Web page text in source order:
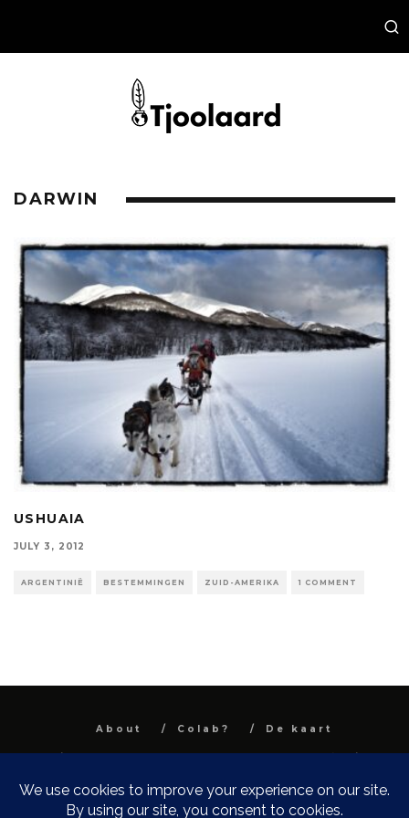
DARWIN
USHUAIA
JULY 3, 2012
ARGENTINIË BESTEMMINGEN ZUID-AMERIKA 1 COMMENT
About Colab? De kaart
All images and text are property and © Niel